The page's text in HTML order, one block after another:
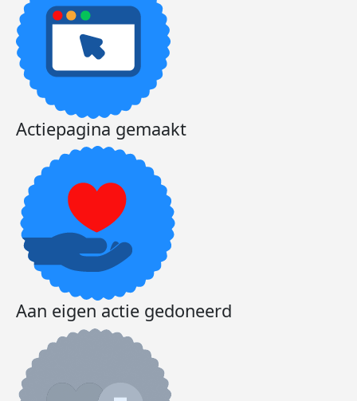
Actiepagina gemaakt
Aan eigen actie gedoneerd